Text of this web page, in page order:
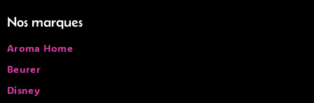
Nos marques
Aroma Home
Beurer
Disney